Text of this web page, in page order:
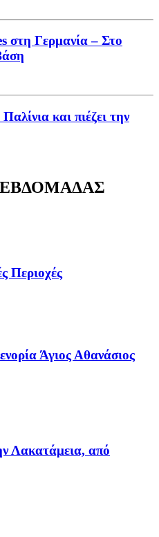
στη Γερμανία – Στο
και πιέζει την
Περιοχές
Άγιος Αθανάσιος
Λακατάμεια, από